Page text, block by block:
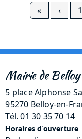
Pagination
«Première
‹ 1
Mairie de
5 place Alphonse
95270 Belloy-en-
Tél. 01 30 35 70 14
Horaires d'ouverture